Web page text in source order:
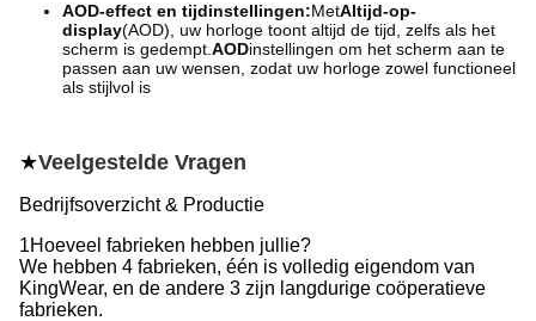
AOD-effect en tijdinstellingen:MetAltijd-op-
display(AOD), uw horloge toont altijd de tijd, zelfs als het
scherm is gedempt. AODinstellingen om het scherm aan te
passen aan uw wensen, zodat uw horloge zowel functioneel
als stijlvol is
★Veelgestelde Vragen
Bedrijfsoverzicht & Productie
1Hoeveel fabrieken hebben jullie?
We hebben 4 fabrieken, één is volledig eigendom van
KingWear, en de andere 3 zijn langdurige coöperatieve
fabrieken.